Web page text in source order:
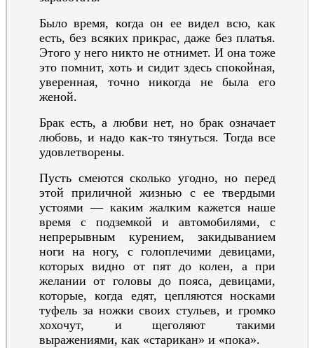
Было время, когда он ее видел всю, как
есть, без всяких прикрас, даже без платья.
Этого у него никто не отнимет. И она тоже
это помнит, хоть и сидит здесь спокойная,
уверенная, точно никогда не была его
женой.
Брак есть, а любви нет, но брак означает
любовь, и надо как-то тянуться. Тогда все
удовлетворены.
Пусть смеются сколько угодно, но перед
этой приличной жизнью с ее твердыми
устоями — каким жалким кажется наше
время с подземкой и автомобилями, с
непрерывным курением, закидыванием
ноги на ногу, с голоплечими девицами,
которых видно от пят до колен, а при
желании от головы до пояса, девицами,
которые, когда едят, цепляются носками
туфель за ножки своих стульев, и громко
хохочут, и щеголяют такими
выражениями, как «старикан» и «пока».